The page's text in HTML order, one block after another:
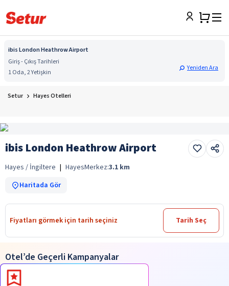
ibis London Heathrow Airport
Giriş - Çıkış Tarihleri
1 Oda, 2 Yetişkin
Yeniden Ara
Setur Hayes Otelleri
ibis London Heathrow Airport
Hayes / İngiltere | HayesMerkez:3.1 km
Haritada Gör
Fiyatları görmek için tarih seçiniz Tarih Seç
Otel’de Geçerli Kampanyalar